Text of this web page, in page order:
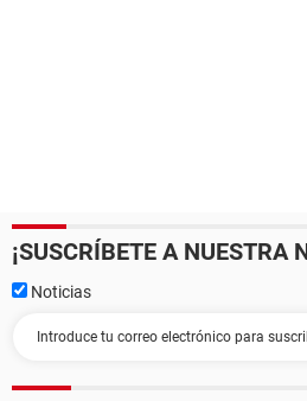
¡SUSCRÍBETE A NUESTRA
Noticias